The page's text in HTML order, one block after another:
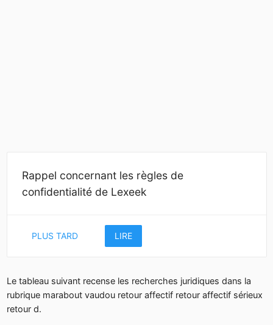
Rappel concernant les règles de
confidentialité de Lexeek
PLUS TARD LIRE
Le tableau suivant recense les recherches juridiques dans la
rubrique marabout vaudou retour affectif retour affectif sérieux
retour d.